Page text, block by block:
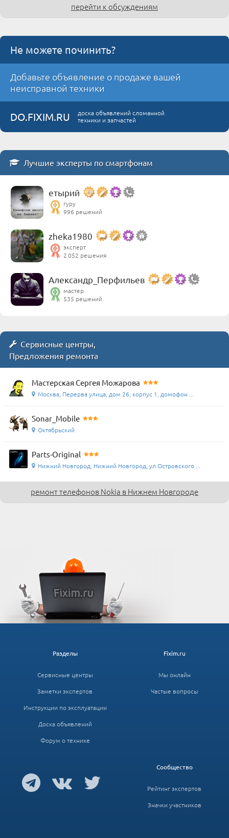
перейти к обсуждениям
Не можете починить?
Добавьте объявление о продаже вашей
неисправной техники
DO.FIXIM.RU
доска объявлений сломанной
техники и запчастей
Лучшие эксперты по смартфонам
етырий
гуру
996 решений
zheka1980
эксперт
2 052 решения
Александр_Перфильев
мастер
535 решений
Сервисные центры,
Предложения ремонта
Мастерская Сергея Можарова
Москва, Перерва улица, дом 26, корпус 1, домофон ...
Sonar_Mobile
Октябрьский
Parts-Original
Нижний Новгород, Нижний Новгород, ул.Островского ...
ремонт телефонов Nokia в Нижнем Новгороде
Fixim.ru
Мы онлайн
Частые вопросы
Разделы
Сервисные центры
Заметки экспертов
Инструкции по эксплуатации
Доска объявлений
Форум о технике
Сообщество
Рейтинг экспертов
Значки участников